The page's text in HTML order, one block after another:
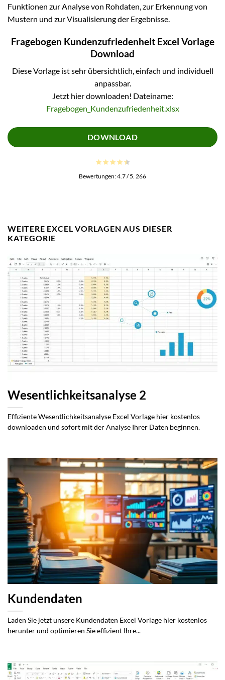
Funktionen zur Analyse von Rohdaten, zur Erkennung von
Mustern und zur Visualisierung der Ergebnisse.
Fragebogen Kundenzufriedenheit Excel Vorlage
Download
Diese Vorlage ist sehr übersichtlich, einfach und individuell
anpassbar.
Jetzt hier downloaden! Dateiname:
Fragebogen_Kundenzufriedenheit.xlsx
DOWNLOAD
Bewertungen:4.7/ 5. 266
WEITERE EXCEL VORLAGEN AUS DIESER
KATEGORIE
Wesentlichkeitsanalyse 2
Effiziente Wesentlichkeitsanalyse Excel Vorlage hier kostenlos
downloaden und sofort mit der Analyse Ihrer Daten beginnen.
Kundendaten
Laden Sie jetzt unsere Kundendaten Excel Vorlage hier kostenlos
herunter und optimieren Sie effizient Ihre...